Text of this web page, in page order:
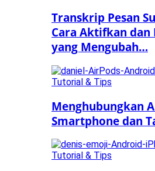
Transkrip Pesan
Cara Aktifkan
yang Mengubah…
Tutorial & Tips
Menghubungkan
Smartphone dan
Tutorial & Tips